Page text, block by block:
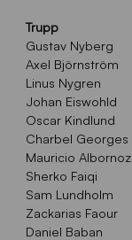
Trupp
Gustav Nyberg
Axel Björnström
Linus Nygren
Johan Eiswohld
Oscar Kindlund
Charbel Georges
Mauricio Albornoz
Sherko Faiqi
Sam Lundholm
Zackarias Faour
Daniel Baban